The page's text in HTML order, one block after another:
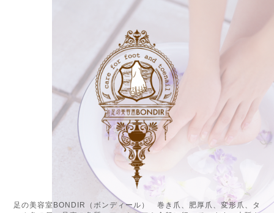
足の美容室BONDIR（ボンディール） 巻き爪、肥厚爪、変形爪、タ